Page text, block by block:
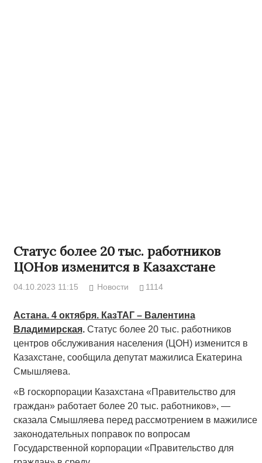
Статус более 20 тыс. работников
ЦОНов изменится в Казахстане
04.10.2023 11:15 Новости 1114
Астана. 4 октября. КазТАГ – Валентина
Владимирская. Статус более 20 тыс. работников
центров обслуживания населения (ЦОН) изменится в
Казахстане, сообщила депутат мажилиса Екатерина
Смышляева.
«В госкорпорации Казахстана «Правительство для
граждан» работает более 20 тыс. работников», —
сказала Смышляева перед рассмотрением в мажилисе
законодательных поправок по вопросам
Государственной корпорации «Правительство для